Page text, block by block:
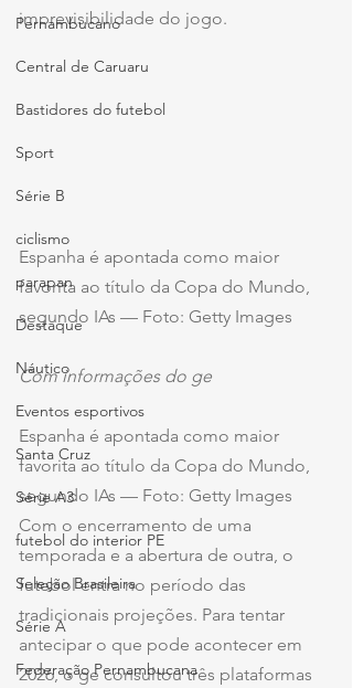
Pernambucano
Central de Caruaru
Bastidores do futebol
Sport
Série B
ciclismo
parapan
Destaque
Náutico
Eventos esportivos
Santa Cruz
Série A3
futebol do interior PE
Seleção Brasileira
Série A
Federação Pernambucana
imprevisibilidade do jogo.
Espanha é apontada como maior
favorita ao título da Copa do Mundo,
segundo IAs — Foto: Getty Images
Com informações do ge
Espanha é apontada como maior
favorita ao título da Copa do Mundo,
segundo IAs — Foto: Getty Images
Com o encerramento de uma
temporada e a abertura de outra, o
futebol entra no período das
tradicionais projeções. Para tentar
antecipar o que pode acontecer em
2026, o ge consultou três plataformas